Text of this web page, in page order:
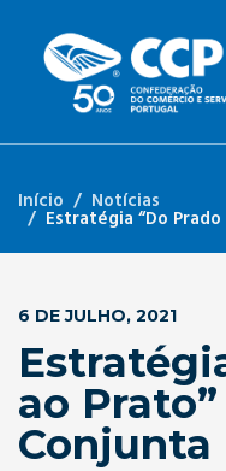
Início Notícias
Estratégia “Do
6 DE JULHO, 2021
ao
Conjunta